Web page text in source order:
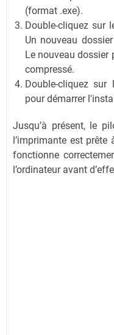
(format .exe).
Double-cliquez sur
Un nouveau
Le nouveau dossier
compressé.
Double-cliquez sur
pour démarrer
Jusqu’à présent, le
l’imprimante est prête
fonctionne
l’ordinateur avant